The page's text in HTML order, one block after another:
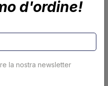
BAR
-40%
d'ordine!
la nostra newsletter